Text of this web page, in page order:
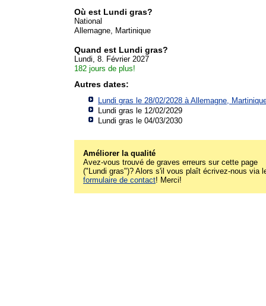
Où est Lundi gras?
National
Allemagne, Martinique
Quand est Lundi gras?
Lundi, 8. Février 2027
182 jours de plus!
Autres dates:
Lundi gras le 28/02/2028 à Allemagne,
Lundi gras le 12/02/2029
Lundi gras le 04/03/2030
Améliorer la qualité
Avez-vous trouvé de graves erreurs sur cette page
("Lundi gras")? Alors s'il vous plaît écrivez-nous via
formulaire de contact! Merci!